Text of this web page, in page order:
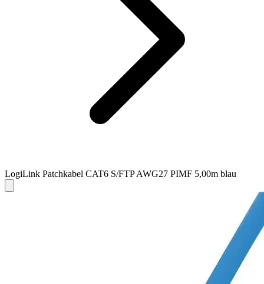
LogiLink Patchkabel CAT6 S/FTP AWG27 PIMF 5,00m blau